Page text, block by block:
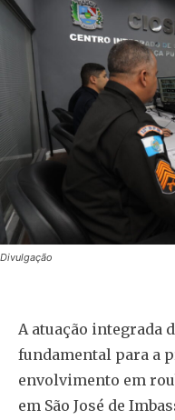
Divulgação
A atuação integrada
fundamental para a
envolvimento em
em São José de